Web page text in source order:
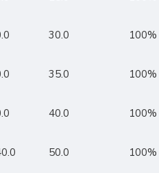
30.0 100%
35.0 100%
40.0 100%
50.0 100%